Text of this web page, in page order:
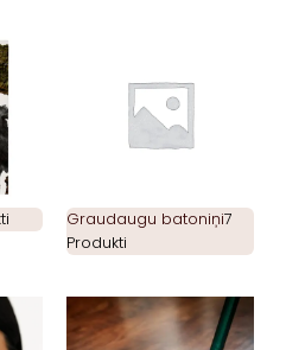
Graudaugu batoniņi7
Produkti